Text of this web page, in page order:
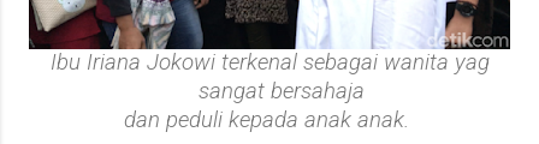
Ibu Iriana Jokowi terkenal sebagai wanita yag
sangat bersahaja
dan peduli kepada anak anak.